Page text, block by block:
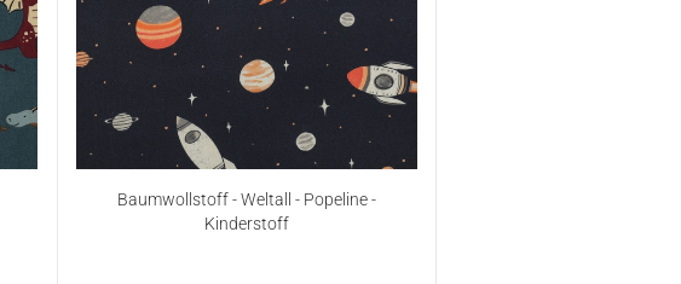
Baumwollstoff - Weltall - Popeline -
Kinderstoff